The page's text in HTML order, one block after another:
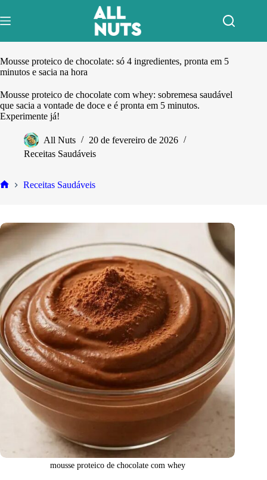
para
o
Mousse proteico de chocolate: só 4 ingredientes, pronta em 5
minutos e sacia na hora
Mousse proteico de chocolate com whey: sobremesa saudável
que sacia a vontade de doce e é pronta em 5 minutos.
Experimente já!
All Nuts
20 de fevereiro de 2026
Receitas Saudáveis
Receitas Saudáveis
mousse proteico de chocolate com whey